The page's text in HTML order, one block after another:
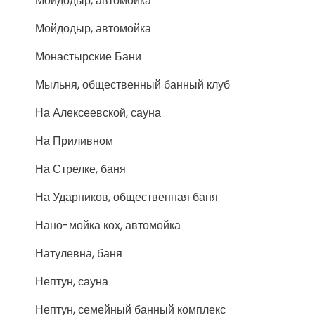
Мойдодыр, автомойка
Монастырские Бани
Мыльня, общественный банный клуб
На Алексеевской, сауна
На Приливном
На Стрелке, баня
На Ударников, общественная баня
Нано-мойка кох, автомойка
Натулевна, баня
Нептун, сауна
Нептун, семейный банный комплекс